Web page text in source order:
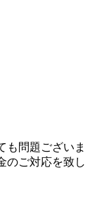
も問題ございま
のご対応を致し